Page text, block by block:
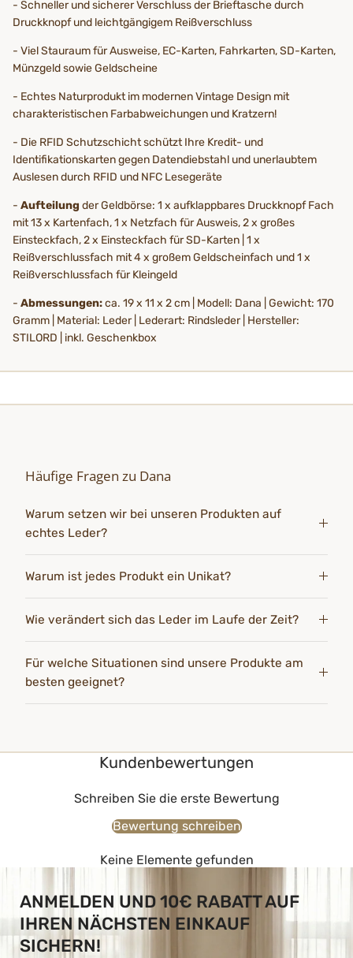
- Schneller und sicherer Verschluss der Brieftasche durch
Druckknopf und leichtgängigem Reißverschluss
- Viel Stauraum für Ausweise, EC-Karten, Fahrkarten, SD-Karten,
Münzgeld sowie Geldscheine
- Echtes Naturprodukt im modernen Vintage Design mit
charakteristischen Farbabweichungen und Kratzern!
- Die RFID Schutzschicht schützt Ihre Kredit- und
Identifikationskarten gegen Datendiebstahl und unerlaubtem
Auslesen durch RFID und NFC Lesegeräte
- Aufteilung der Geldbörse: 1 x aufklappbares Druckknopf Fach
mit 13 x Kartenfach, 1 x Netzfach für Ausweis, 2 x großes
Einsteckfach, 2 x Einsteckfach für SD-Karten | 1 x
Reißverschlussfach mit 4 x großem Geldscheinfach und 1 x
Reißverschlussfach für Kleingeld
- Abmessungen:ca. 19 x 11 x 2 cm | Modell: Dana | Gewicht: 170
Gramm | Material: Leder | Lederart: Rindsleder | Hersteller:
STILORD | inkl. Geschenkbox
Häufige Fragen zu Dana
Warum setzen wir bei unseren Produkten auf
echtes Leder?
Warum ist jedes Produkt ein Unikat?
Wie verändert sich das Leder im Laufe der Zeit?
Für welche Situationen sind unsere Produkte am
besten geeignet?
Kundenbewertungen
Schreiben Sie die erste Bewertung
Bewertung schreiben
Keine Elemente gefunden
ANMELDEN UND 10€ RABATT AUF
IHREN NÄCHSTEN EINKAUF
SICHERN!